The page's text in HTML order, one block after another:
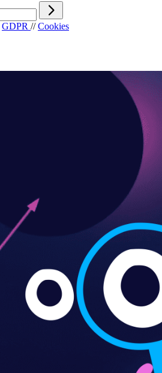
GDPR // Cookies